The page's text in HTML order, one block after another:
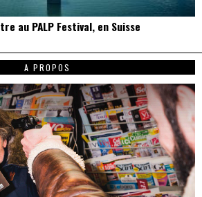
au PALP Festival, en Suisse
A PROPOS